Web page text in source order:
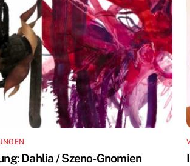
Dahlia / Szeno-Gnomien